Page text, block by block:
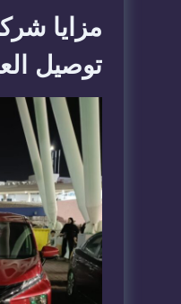
مزايا
توصيل